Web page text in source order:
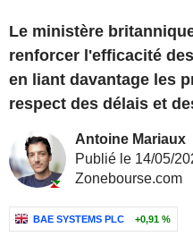
Le ministère
renforcer l'efficacité
en liant davantage les
respect des délais et
Antoine Mariaux
Publié le 14/05/
Zonebourse.com
BAE SYSTEMS PLC +0,91 %